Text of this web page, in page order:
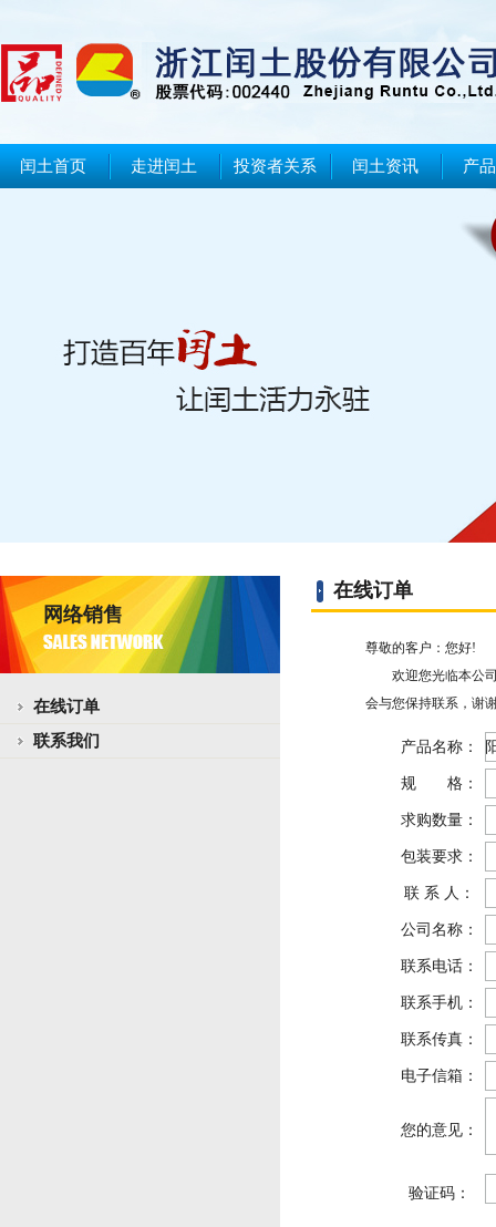
闰土首页 走进闰土 投资者关系 闰土资讯 产
网络销售
在线订单
联系我们
在线订单
尊敬的客户：您好!
欢迎您光临本公司
会与您保持联系，谢
产品名称：
规 格：
求购数量：
包装要求：
联 系 人：
公司名称：
联系电话：
联系手机：
联系传真：
电子信箱：
您的意见：
验证码：